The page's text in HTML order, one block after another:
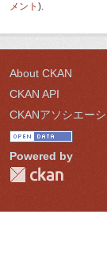
メント ).
About CKAN
CKAN API
CKANアソシエー
Powered by